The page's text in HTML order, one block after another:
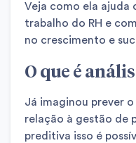
Veja como ela ajuda
trabalho do RH e
no crescimento e
O que é
Já imaginou prever
relação à gestão de
preditiva isso é